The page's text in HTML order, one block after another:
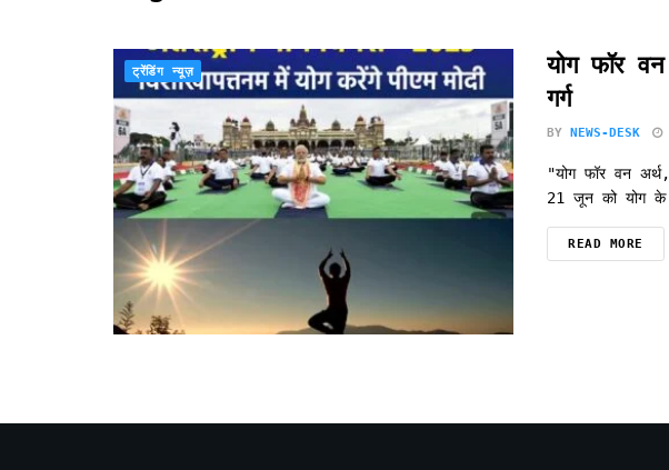
ट्रेंडिंग न्यूज़
योग फॉर
गर्ग
BY NEWS-DESK
"योग फॉर वन
21 जून को योग
READ MORE